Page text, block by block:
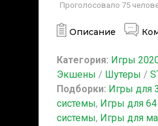
Проголосовало 75
Описание
Категория: Игры
Экшены / Шутеры /
Подборки: Игры для
системы, Игры для 64
системы, Игры для